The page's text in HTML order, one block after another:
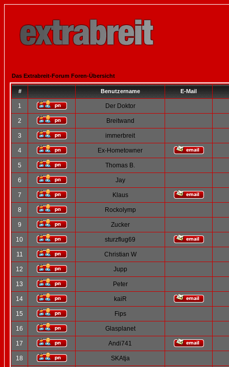
Das Extrabreit-Forum Foren-Übersicht
# Benutzername E-Mail
1 Der Doktor
2 Breitwand
3 immerbreit
4 Ex-Hometowner
5 Thomas B.
6 Jay
7 Klaus
8 Rockolymp
9 Zucker
10 sturzflug69
11 Christian W
12 Jupp
13 Peter
14 kaiR
15 Fips
16 Glasplanet
17 Andi741
18 SKAtja